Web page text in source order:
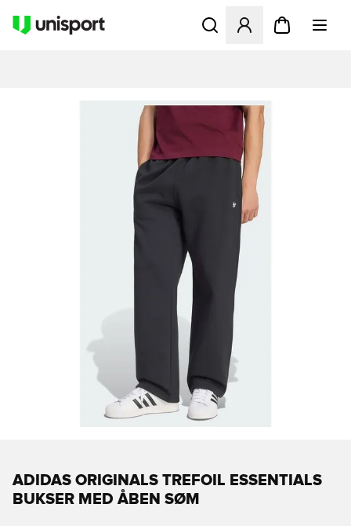
Åbner en Modal til at
ADIDAS ORIGINALS TREFOIL ESSENTIALS
BUKSER MED ÅBEN SØM